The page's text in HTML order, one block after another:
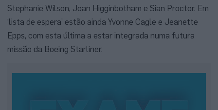
Stephanie Wilson, Joan Higginbotham e Sian Proctor. Em
‘lista de espera’ estão ainda Yvonne Cagle e Jeanette
Epps, com esta última a estar integrada numa futura
missão da Boeing Starliner.